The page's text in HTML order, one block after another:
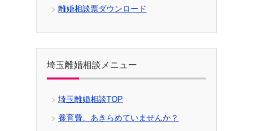
離婚相談票ダウンロード
埼玉離婚相談メニュー
埼玉離婚相談TOP
養育費、あきらめていませんか？